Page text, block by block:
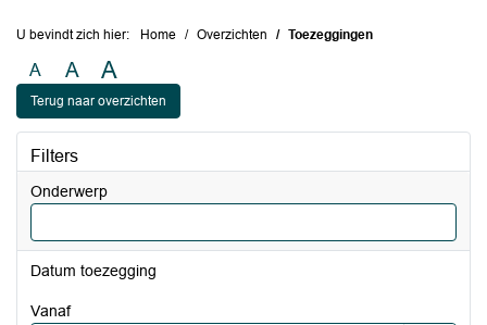
U bevindt zich hier: Home Overzichten Toezeggingen
A A A
Terug naar overzichten
Filters
Onderwerp
Datum toezegging
vanaf